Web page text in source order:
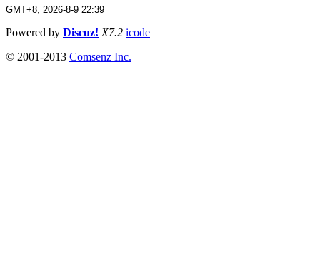
GMT+8, 2026-8-9 22:39
Powered by Discuz! X7.2 icode
© 2001-2013 Comsenz Inc.